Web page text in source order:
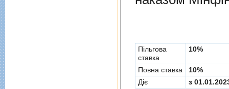
Пільгова
ставка
10%
Повна ставка
10%
Діє
з